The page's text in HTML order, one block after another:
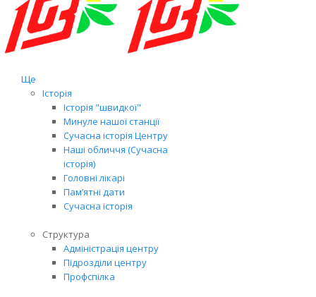
Ще
Історія
Історія "швидкої"
Минуле нашої станції
Сучасна історія Центру
Наші обличчя (Сучасна
історія)
Головні лікарі
Пам’ятні дати
Сучасна історія
Структура
Адміністрація центру
Підрозділи центру
Профспілка